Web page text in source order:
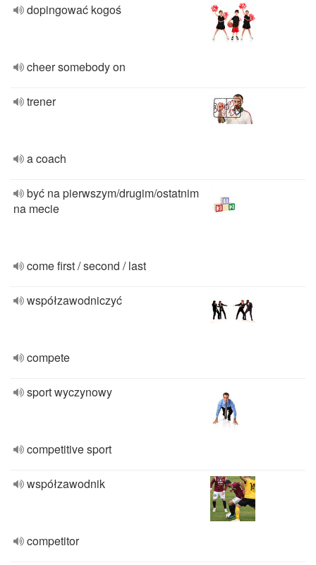
dopingować kogoś
cheer somebody on
trener
a coach
być na pierwszym/drugim/ostatnim
na mecie
come first / second / last
współzawodniczyć
compete
sport wyczynowy
competitive sport
współzawodnik
competitor